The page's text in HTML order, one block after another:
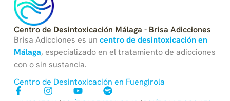
Centro de Desintoxicación Málaga - Brisa Adicciones
Brisa Adicciones es un centrode desintoxicación en
Málaga, especializado en el tratamiento de adicciones
con o sin sustancia.
Centro de Desintoxicación en Fuengirola